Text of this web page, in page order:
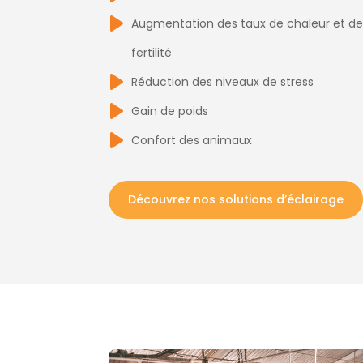
Augmentation des taux de chaleur et de
fertilité
Réduction des niveaux de stress
Gain de poids
Confort des animaux
Découvrez nos solutions d’éclairage